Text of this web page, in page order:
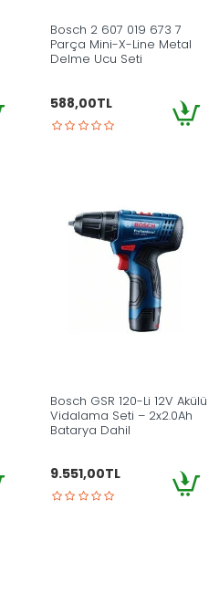
Bosch 2 607 019 673 7
Parça Mini-X-Line Metal
Delme Ucu Seti
588,00TL
Bosch GSR 120-Li 12V Akülü
Vidalama Seti – 2x2.0Ah
Batarya Dahil
9.551,00TL